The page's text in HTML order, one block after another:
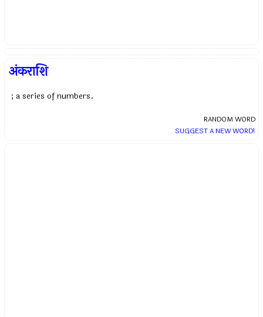
अंकराशि
; a series of numbers.
RANDOM WORD
SUGGEST A NEW WORD!